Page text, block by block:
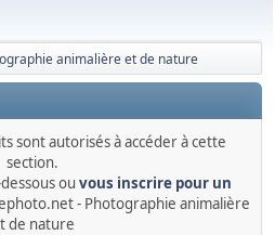
animalière et de nature
sont autorisés à accéder à cette
section.
ou vous inscrire pour un
- Photographie animalière
de nature